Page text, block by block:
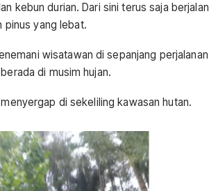
kebun durian. Dari sini terus saja berjalan
yang lebat.
wisatawan di sepanjang perjalanan
di musim hujan.
di sekeliling kawasan hutan.